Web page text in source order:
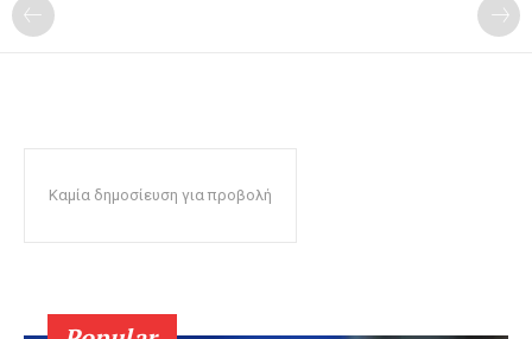
Καμία δημοσίευση για προβολή